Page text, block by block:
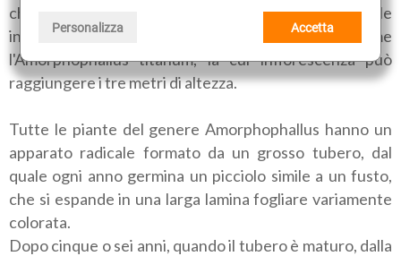
Personalizza Accetta
che alcune di esse annoverano le piante dotate delle
infiorescenze più grandi e spettacolari esistenti, come
l'Amorphophallus titanum, la cui infiorescenza può
raggiungere i tre metri di altezza.
Tutte le piante del genere Amorphophallus hanno un
apparato radicale formato da un grosso tubero, dal
quale ogni anno germina un picciolo simile a un fusto,
che si espande in una larga lamina fogliare variamente
colorata.
Dopo cinque o sei anni, quando il tubero è maturo, dalla